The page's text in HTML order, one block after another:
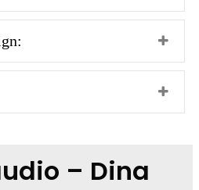
– Dina